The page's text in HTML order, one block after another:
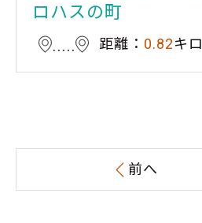
ロハスの町
距離： 0.82キロ
前へ